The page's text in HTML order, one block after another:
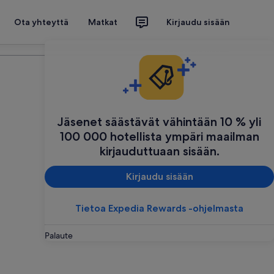
Ota yhteyttä Matkat Kirjaudu sisään
Jäsenet säästävät vähintään 10 % yli
100 000 hotellista ympäri maailman
kirjauduttuaan sisään.
Kirjaudu sisään
Tietoa Expedia Rewards -ohjelmasta
Palaute